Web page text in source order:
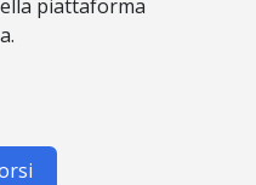
piattaforma